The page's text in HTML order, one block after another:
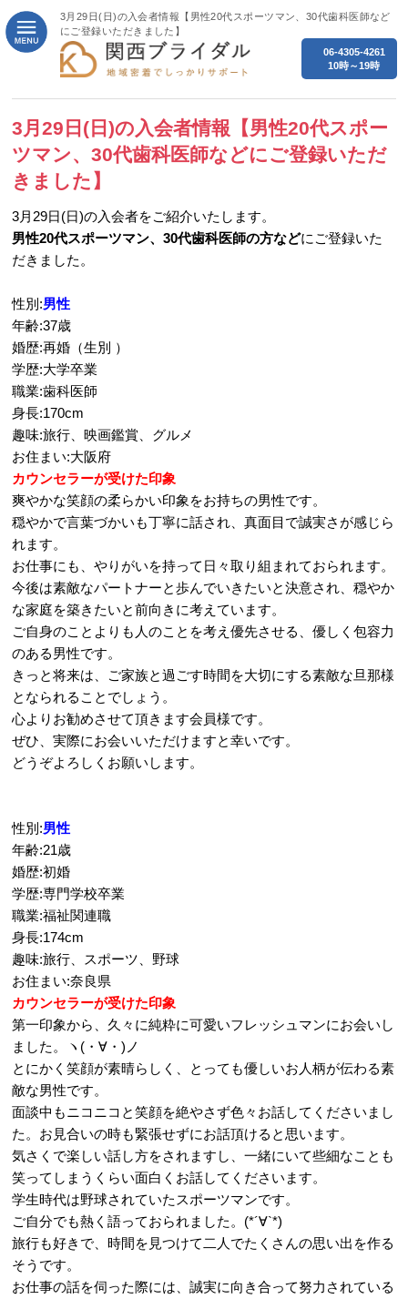
3月29日(日)の入会者情報【男性20代スポーツマン、30代歯科医師など
にご登録いただきました】
06-4305-4261
10時～19時
3月29日(日)の入会者情報【男性20代スポー
ツマン、30代歯科医師などにご登録いただ
きました】
3月29日(日)の入会者をご紹介いたします。
男性20代スポーツマン、30代歯科医師の方などにご登録いた
だきました。
性別:男性
年齢:37歳
婚歴:再婚（生別 ）
学歴:大学卒業
職業:歯科医師
身長:170cm
趣味:旅行、映画鑑賞、グルメ
お住まい:大阪府
カウンセラーが受けた印象
爽やかな笑顔の柔らかい印象をお持ちの男性です。
穏やかで言葉づかいも丁寧に話され、真面目で誠実さが感じら
れます。
お仕事にも、やりがいを持って日々取り組まれておられます。
今後は素敵なパートナーと歩んでいきたいと決意され、穏やか
な家庭を築きたいと前向きに考えています。
ご自身のことよりも人のことを考え優先させる、優しく包容力
のある男性です。
きっと将来は、ご家族と過ごす時間を大切にする素敵な旦那様
となられることでしょう。
心よりお勧めさせて頂きます会員様です。
ぜひ、実際にお会いいただけますと幸いです。
どうぞよろしくお願いします。
性別:男性
年齢:21歳
婚歴:初婚
学歴:専門学校卒業
職業:福祉関連職
身長:174cm
趣味:旅行、スポーツ、野球
お住まい:奈良県
カウンセラーが受けた印象
第一印象から、久々に純粋に可愛いフレッシュマンにお会いし
ました。ヽ(・∀・)ノ
とにかく笑顔が素晴らしく、とっても優しいお人柄が伝わる素
敵な男性です。
面談中もニコニコと笑顔を絶やさず色々お話してくださいまし
た。お見合いの時も緊張せずにお話頂けると思います。
気さくで楽しい話し方をされますし、一緒にいて些細なことも
笑ってしまうくらい面白くお話してくださいます。
学生時代は野球されていたスポーツマンです。
ご自分でも熱く語っておられました。(*´∀`*)
旅行も好きで、時間を見つけて二人でたくさんの思い出を作る
そうです。
お仕事の話を伺った際には、誠実に向き合って努力されている